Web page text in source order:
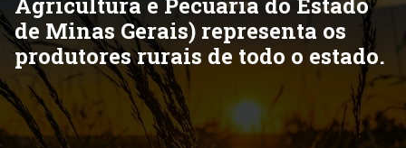
de Minas Gerais) representa os
produtores rurais de todo o estado.